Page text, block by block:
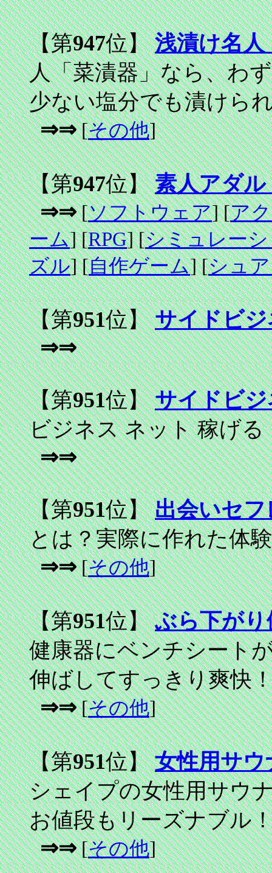
【第947位】浅漬け名人
人「菜漬器」なら、わ
少ない塩分でも漬けら
⇒⇒[その他]
【第947位】素人アダル
⇒⇒[ソフトウェア] [ア
ーム] [RPG] [シミュレー
ズル] [自作ゲーム] [シュ
【第951位】サイドビ
⇒⇒
【第951位】サイドビ
ビジネス ネット 稼げる
⇒⇒
【第951位】出会いセフ
とは？実際に作れた体
⇒⇒[その他]
【第951位】ぶら下が
健康器にベンチシート
伸ばしてすっきり爽快
⇒⇒[その他]
【第951位】女性用サ
シェイプの女性用サウ
お値段もリーズナブル
⇒⇒[その他]